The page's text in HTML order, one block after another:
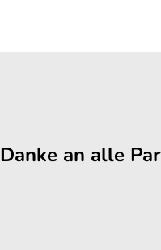
Danke an alle